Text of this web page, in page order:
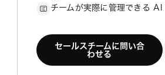
チームが実際に管理できる AI
セールスチームに問い合
わせる